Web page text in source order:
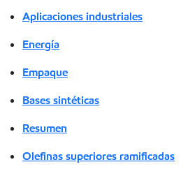
Aplicaciones industriales
Energía
Empaque
Bases sintéticas
Resumen
Olefinas superiores ramificadas